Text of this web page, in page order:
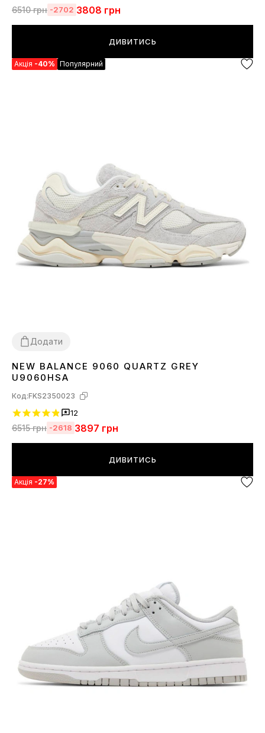
6510грн -2702 3808 грн
ДИВИТИСЬ
Акція -40% Популярний
Додати
3637 3839404142 43 4445
NEW BALANCE 9060 QUARTZ GREY
U9060HSA
Код:FKS2350023
12
6515грн -2618 3897 грн
ДИВИТИСЬ
Акція -27%